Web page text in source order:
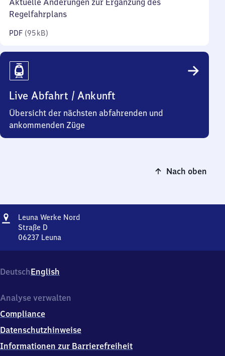
Aktuelle Änderungen zur Ergänzung des
Regelfahrplans
PDF (95 kB)
Live Abfahrt / Ankunft
Übersicht der nächsten abfahrenden und
ankommenden Züge
Nach oben
Adresse
Leuna Werke NordLeuna
Straße D
06237 Leuna
Nord,
Straße
0
2
3
Leuna
DeutschEnglish
Analyse verwalten
Compliance
Datenschutzhinweise
Informationen zur Barrierefreiheit